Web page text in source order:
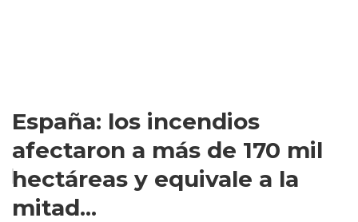
España: los incendios
afectaron a más de 170 mil
hectáreas y equivale a la
mitad...